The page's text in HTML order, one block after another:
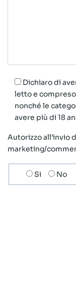
Dichiaro di
letto e
nonché le
avere più di 18
Autorizzo all’invio
marketing/
Scelta
invio
Si No